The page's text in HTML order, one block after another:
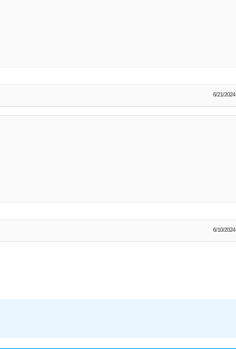
6/21/2024
6/10/2024